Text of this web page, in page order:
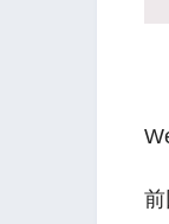
前